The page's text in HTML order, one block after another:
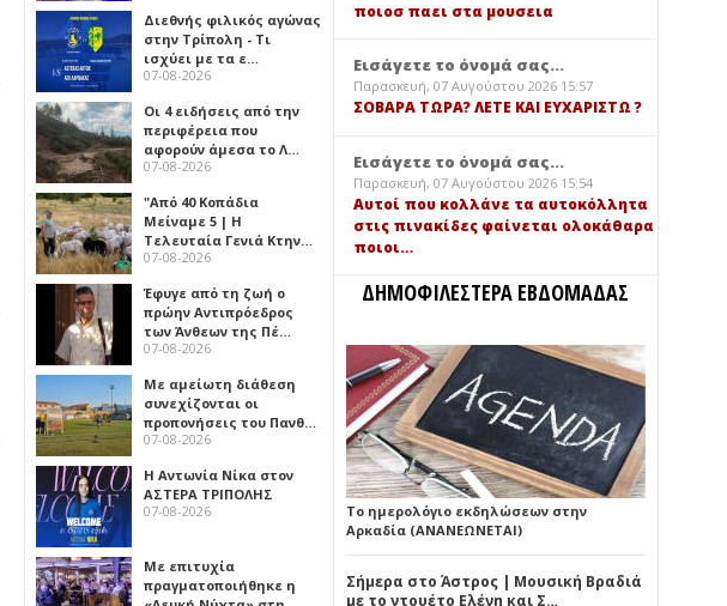
Διεθνής φιλικός αγώνας
στην Τρίπολη - Τι
ισχύει με τα ε…
07-08-2026
Οι 4 ειδήσεις από την
περιφέρεια που
αφορούν άμεσα το Λ…
07-08-2026
"Από 40 Κοπάδια
Μείναμε 5 | Η
Τελευταία Γενιά Κτην…
07-08-2026
Έφυγε από τη ζωή ο
πρώην Αντιπρόεδρος
των Άνθεων της Πέ…
07-08-2026
Με αμείωτη διάθεση
συνεχίζονται οι
προπονήσεις του Πανθ…
07-08-2026
Η Αντωνία Νίκα στον
ΑΣΤΕΡΑ ΤΡΙΠΟΛΗΣ
07-08-2026
Με επιτυχία
πραγματοποιήθηκε η
ποιοσ παει στα μουσεια
Εισάγετε το όνομά σας...
Παρασκευή, 07 Αυγούστου 2026 15:57
ΣΟΒΑΡΑ ΤΩΡΑ? ΛΕΤΕ ΚΑΙ ΕΥΧΑΡΙΣΤΩ ?
Εισάγετε το όνομά σας...
Παρασκευή, 07 Αυγούστου 2026 15:54
Αυτοί που κολλάνε τα αυτοκόλλητα
στις πινακίδες φαίνεται ολοκάθαρα
ποιοι…
ΔΗΜΟΦΙΛΕΣΤΕΡΑ ΕΒΔΟΜΑΔΑΣ
Το ημερολόγιο εκδηλώσεων στην
Αρκαδία (ΑΝΑΝΕΩΝΕΤΑΙ)
Σήμερα στο Άστρος | Μουσική Βραδιά
με το ντουέτο Ελένη και Σ…